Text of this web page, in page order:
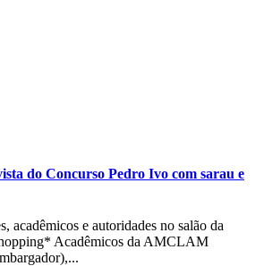
do Concurso Pedro Ivo com sarau e
acadêmicos e autoridades no salão da
Acadêmicos da AMCLAM